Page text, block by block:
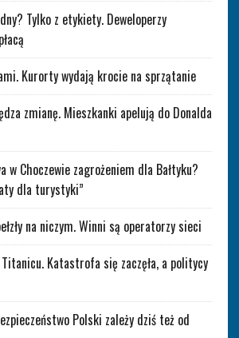
Tylko z etykiety. Deweloperzy
Kurorty wydają krocie na sprzątanie
zmianę. Mieszkanki apelują do Donalda
w Choczewie zagrożeniem dla Bałtyku?
dla turystyki”
na niczym. Winni są operatorzy sieci
Katastrofa się zaczęła, a politycy
Polski zależy dziś też od